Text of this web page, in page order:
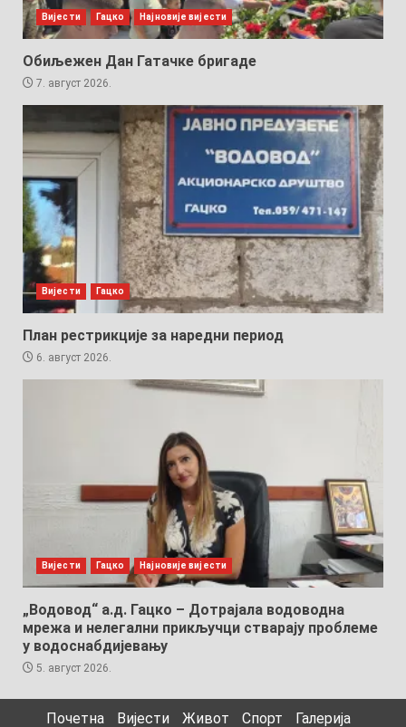
Вијести Гацко Најновије вијести
Обиљежен Дан Гатачке бригаде
7. август 2026.
Вијести Гацко
План рестрикције за наредни период
6. август 2026.
Вијести Гацко Најновије вијести
„Водовод“ а.д. Гацко – Дотрајала водоводна
мрежа и нелегални прикључци стварају проблеме
у водоснабдијевању
5. август 2026.
Почетна Вијести Живот Спорт Галерија